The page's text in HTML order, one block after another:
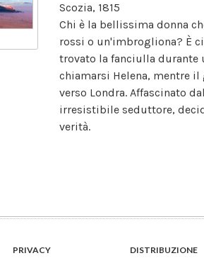
Scozia, 1815
Chi è la bellissima donna
rossi o un'imbrogliona? È
trovato la fanciulla durante
chiamarsi Helena, mentre
verso Londra. Affascinato
irresistibile seduttore,
verità.
PRIVACY
DISTRIBUZIONE